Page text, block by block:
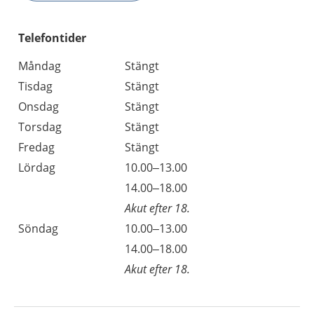
Telefontider
Måndag
Stängt
Tisdag
Stängt
Onsdag
Stängt
Torsdag
Stängt
Fredag
Stängt
Lördag
10.00–13.00
14.00–18.00
Akut efter 18.
Söndag
10.00–13.00
14.00–18.00
Akut efter 18.